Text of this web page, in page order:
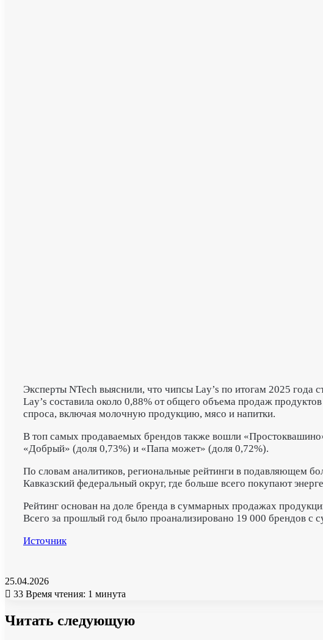
Эксперты NTech выяснили, что чипсы Lay’s по итогам 2025
Lay’s составила около 0,88% от общего объема продаж
спроса, включая молочную продукцию, мясо и напитки.
В топ самых продаваемых брендов также вошли
«Добрый» (доля 0,73%) и «Папа может» (доля 0,72%).
По словам аналитиков, региональные рейтинги в подавляющем
Кавказский федеральный округ, где больше всего покупают
Рейтинг основан на доле бренда в суммарных продажах
Всего за прошлый год было проанализировано 19 000 брендов
Источник
25.04.2026
33 Время чтения: 1 минута
Читать следующую